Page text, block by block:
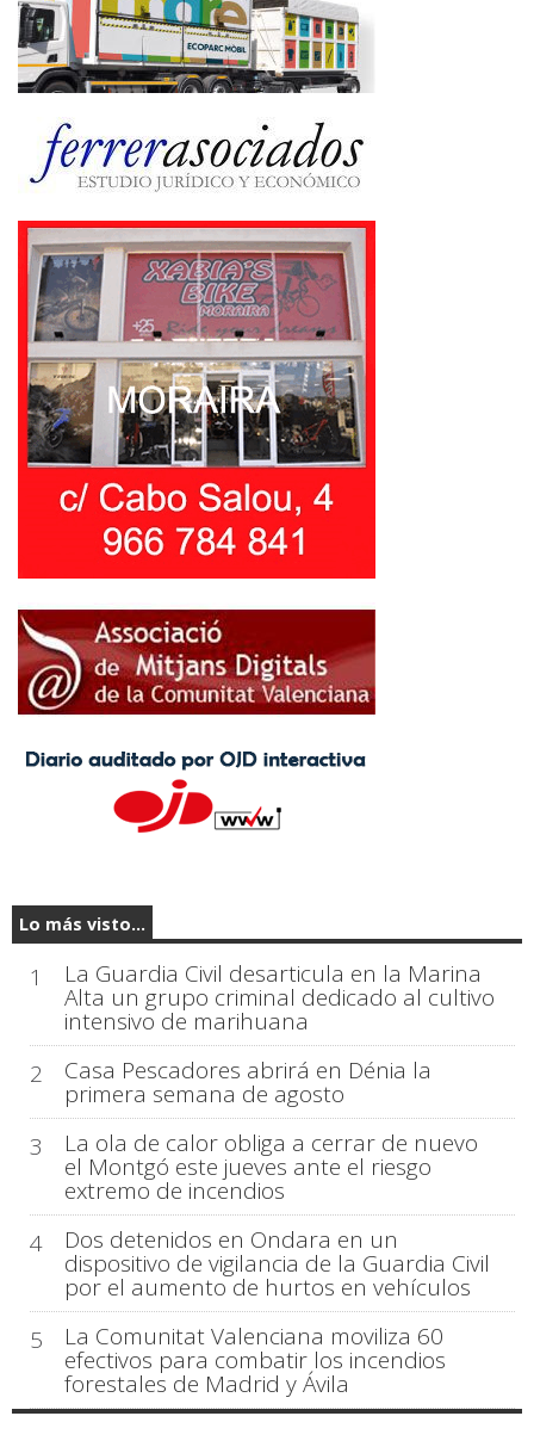
Lo más visto...
1 La Guardia Civil desarticula en la Marina
Alta un grupo criminal dedicado al cultivo
intensivo de marihuana
2
Casa Pescadores abrirá en Dénia la
primera semana de agosto
3
La ola de calor obliga a cerrar de nuevo
el Montgó este jueves ante el riesgo
extremo de incendios
4
Dos detenidos en Ondara en un
dispositivo de vigilancia de la Guardia Civil
por el aumento de hurtos en vehículos
5
La Comunitat Valenciana moviliza 60
efectivos para combatir los incendios
forestales de Madrid y Ávila